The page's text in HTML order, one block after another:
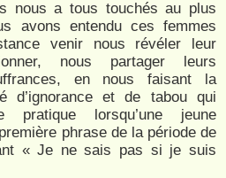
nous a tous touchés au plus
avons entendu ces femmes
venir nous révéler leur
nous partager leurs
en nous faisant la
d’ignorance et de tabou qui
pratique lorsqu’une jeune
phrase de la période de
« Je ne sais pas si je suis